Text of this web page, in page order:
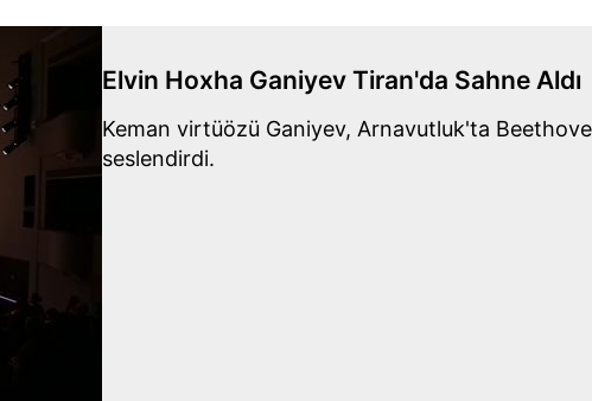
Elvin Hoxha Ganiyev Tiran'da Sahne Aldı
Keman virtüözü Ganiyev, Arnavutluk'ta
seslendirdi.